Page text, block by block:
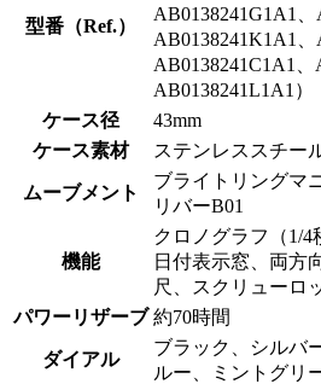
型番（Ref.）
AB0138241G1A1、
AB0138241K1A1、
AB0138241C1A1、
AB0138241L1A1）
ケース径
43mm
ケース素材
ステンレススチー
ムーブメント
ブライトリングマ
リバーB01
機能
クロノグラフ（1/4
日付表示窓、両方
尺、スクリューロ
パワーリザーブ 約70時間
ダイアル
ブラック、シルバ
ルー、ミントグリ